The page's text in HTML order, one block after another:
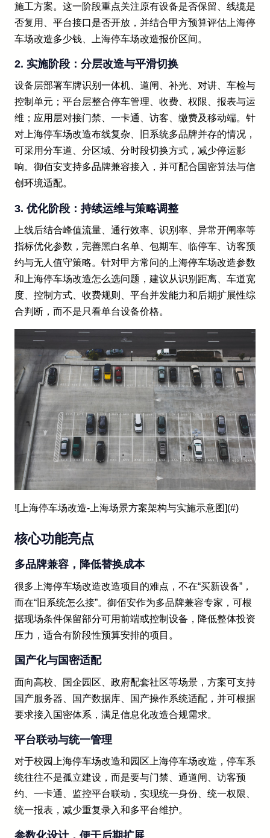
施工方案。这一阶段重点关注原有设备是否保留、线缆是
否复用、平台接口是否开放，并结合甲方预算评估上海停
车场改造多少钱、上海停车场改造报价区间。
2. 实施阶段：分层改造与平滑切换
设备层部署车牌识别一体机、道闸、补光、对讲、车检与
控制单元；平台层整合停车管理、收费、权限、报表与运
维；应用层对接门禁、一卡通、访客、缴费及移动端。针
对上海停车场改造布线复杂、旧系统多品牌并存的情况，
可采用分车道、分区域、分时段切换方式，减少停运影
响。御佰安支持多品牌兼容接入，并可配合国密算法与信
创环境适配。
3. 优化阶段：持续运维与策略调整
上线后结合峰值流量、通行效率、识别率、异常开闸率等
指标优化参数，完善黑白名单、包期车、临停车、访客预
约与无人值守策略。针对甲方常问的上海停车场改造参数
和上海停车场改造怎么选问题，建议从识别距离、车道宽
度、控制方式、收费规则、平台并发能力和后期扩展性综
合判断，而不是只看单台设备价格。
![上海停车场改造-上海场景方案架构与实施示意图](#)
核心功能亮点
多品牌兼容，降低替换成本
很多上海停车场改造改造项目的难点，不在“买新设备”，
而在“旧系统怎么接”。御佰安作为多品牌兼容专家，可根
据现场条件保留部分可用前端或控制设备，降低整体投资
压力，适合有阶段性预算安排的项目。
国产化与国密适配
面向高校、国企园区、政府配套社区等场景，方案可支持
国产服务器、国产数据库、国产操作系统适配，并可根据
要求接入国密体系，满足信息化改造合规需求。
平台联动与统一管理
对于校园上海停车场改造和园区上海停车场改造，停车系
统往往不是孤立建设，而是要与门禁、通道闸、访客预
约、一卡通、监控平台联动，实现统一身份、统一权限、
统一报表，减少重复录入和多平台维护。
参数化设计，便于后期扩展